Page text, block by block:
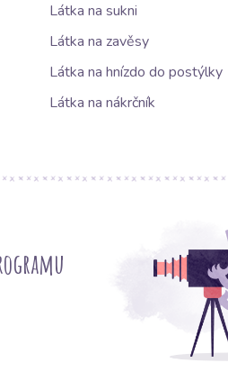
Látka na sukni
Látka na zavěsy
Látka na hnízdo do postýlky
Látka na nákrčník